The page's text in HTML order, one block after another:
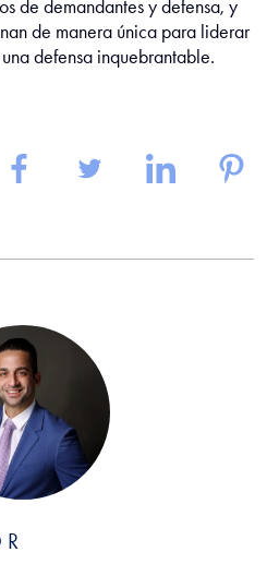
de demandantes y defensa, y
de manera única para liderar
defensa inquebrantable.